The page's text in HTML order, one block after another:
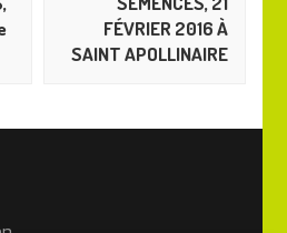
FÉVRIER 2016 À
SAINT APOLLINAIRE